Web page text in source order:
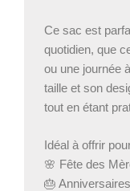
Ce sac est
quotidien, que
ou une journée
taille et son
tout en étant
Idéal à offrir
🌸 Fête des
🎂 Anniversaires